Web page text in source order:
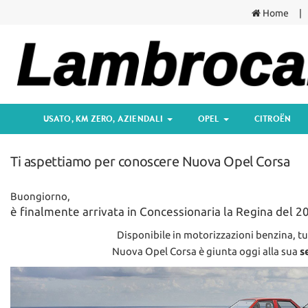
DISPONIBILITÀ COMPLETA
OFFERTE KM ZERO
NEOPATENTATI
AUTO USATE CON CAMBIO
AUTOMATICO
Home
USATO, KM ZERO, AZIENDALI OPEL CITROËN
Ti aspettiamo per conoscere Nuova Opel Corsa
Buongiorno,
è finalmente arrivata in Concessionaria la Regina del
Disponibile in motorizzazioni benzina,
Nuova Opel Corsa è giunta oggi alla sua
preferenze
di
consenso
Il
seguente
pannello
consente
le
tue
alle